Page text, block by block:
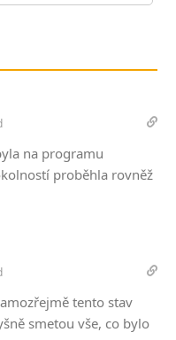
na programu
proběhla rovněž
tento stav
smetou vše, co bylo